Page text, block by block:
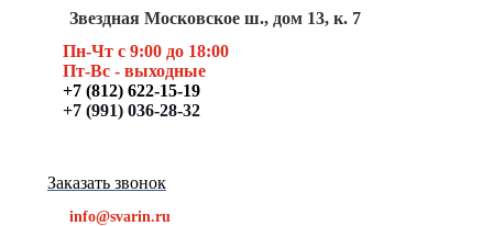
Звездная Московское ш., дом 13, к. 7
Пн-Чт с 9:00 до 18:00
Пт-Вс - выходные
+7 (812) 622-15-19
+7 (991) 036-28-32
Заказать звонок
info@svarin.ru